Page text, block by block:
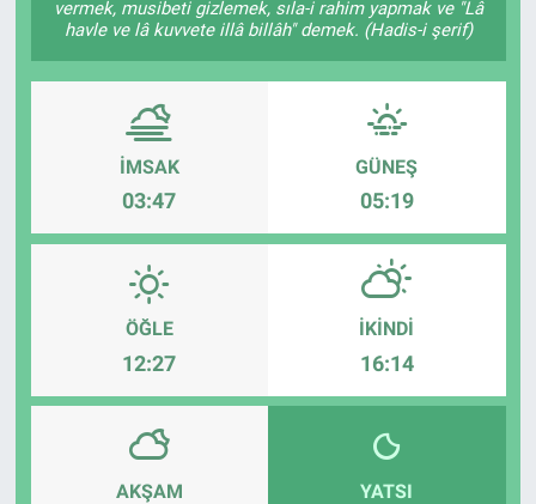
vermek, musibeti gizlemek, sıla-i rahim yapmak ve "Lâ
havle ve lâ kuvvete illâ billâh" demek. (Hadis-i şerif)
İMSAK
03:47
GÜNEŞ
05:19
ÖĞLE
12:27
İKINDI
16:14
AKŞAM YATSI
EĞİTİM
MAGAZİN
ÖZEL HABER